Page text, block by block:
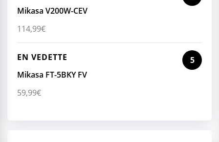
Mikasa V200W-CEV
114,99€
EN VEDETTE
5
Mikasa FT-5BKY FV
59,99€